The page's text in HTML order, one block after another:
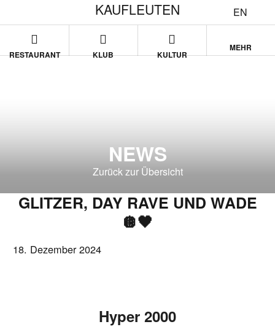
EN
KAUFLEUTEN
RESTAURANT KLUB KULTUR
MEHR
NEWS
Zurück zur Übersicht
GLITZER, DAY RAVE UND WADE
🪩🖤
18. Dezember 2024
Hyper 2000